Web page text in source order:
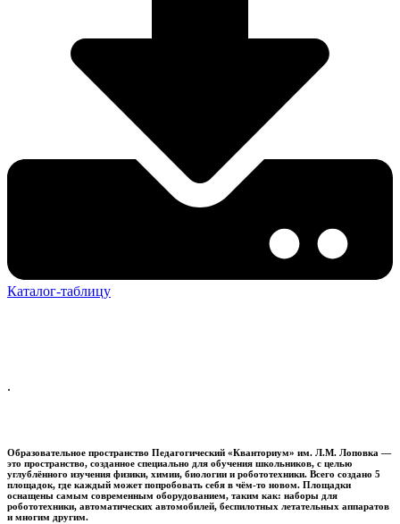
Каталог-таблицу
.
Образовательное пространство Педагогический «Кванториум» им. Л.М. Лоповка —
это пространство, созданное специально для обучения школьников, с целью
углублённого изучения физики, химии, биологии и робототехники. Всего создано 5
площадок, где каждый может попробовать себя в чём-то новом. Площадки
оснащены самым современным оборудованием, таким как: наборы для
робототехники, автоматических автомобилей, беспилотных летательных аппаратов
и многим другим.